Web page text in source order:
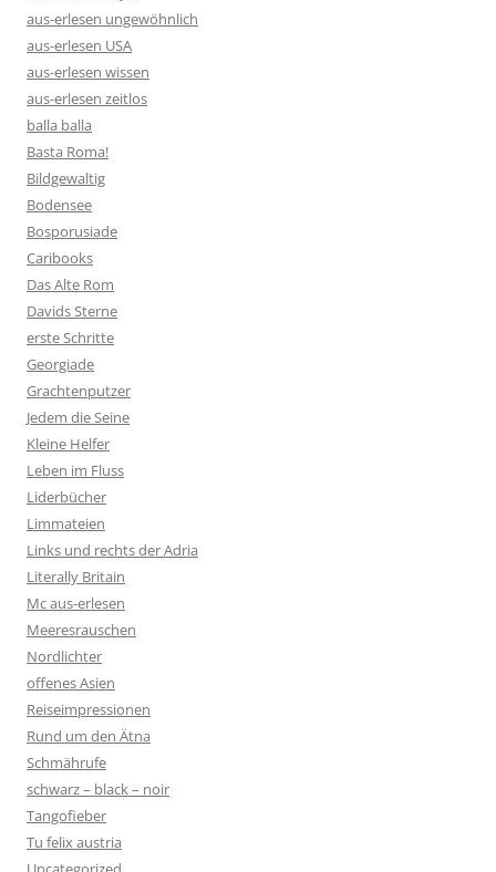
aus-erlesen ungewöhnlich
aus-erlesen USA
aus-erlesen wissen
aus-erlesen zeitlos
balla balla
Basta Roma!
Bildgewaltig
Bodensee
Bosporusiade
Caribooks
Das Alte Rom
Davids Sterne
erste Schritte
Georgiade
Grachtenputzer
Jedem die Seine
Kleine Helfer
Leben im Fluss
Liderbücher
Limmateien
Links und rechts der Adria
Literally Britain
Mc aus-erlesen
Meeresrauschen
Nordlichter
offenes Asien
Reiseimpressionen
Rund um den Ätna
Schmährufe
schwarz – black – noir
Tangofieber
Tu felix austria